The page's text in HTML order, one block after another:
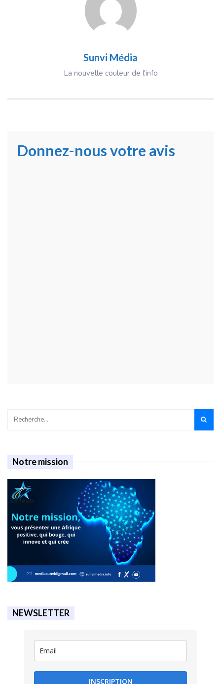
Sunvi Média
La nouvelle couleur de l'info
Donnez-nous votre avis
Notre mission
NEWSLETTER
INSCRIPTION